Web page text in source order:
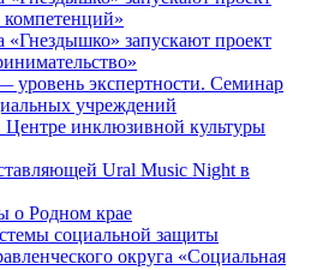
запускают проект
уровень экспертности. Семинар
учреждений
инклюзивной культуры
Ural Music Night в
о Родном крае
социальной защиты
округа «Социальная